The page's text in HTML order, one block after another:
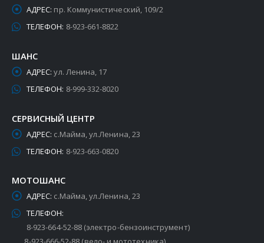
АДРЕС: пр. Коммунистический, 109/2
ТЕЛЕФОН: 8-923-661-8822
ШАНС
АДРЕС: ул. Ленина, 17
ТЕЛЕФОН: 8-999-332-8020
СЕРВИСНЫЙ ЦЕНТР
АДРЕС: с.Майма, ул.Ленина, 23
ТЕЛЕФОН: 8-923-663-0820
МОТОШАНС
АДРЕС: с.Майма, ул.Ленина, 23
ТЕЛЕФОН:
8-923-664-52-88 (электро-бензоинструмент)